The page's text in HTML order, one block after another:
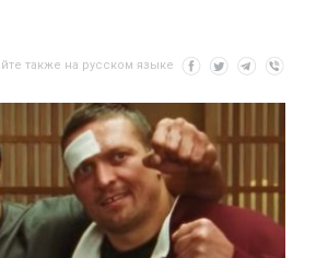
также на русском языке